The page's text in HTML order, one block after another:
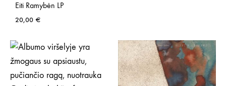
Eiti Ramybėn LP
20,00 €